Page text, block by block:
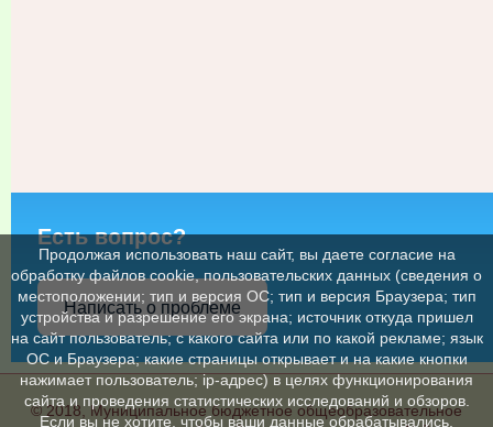
Есть вопрос?
Написать о проблеме
© 2018, Муниципальное бюджетное общеобразовательное
Продолжая использовать наш сайт, вы даете согласие на
обработку файлов cookie, пользовательских данных (сведения о
местоположении; тип и версия ОС; тип и версия Браузера; тип
устройства и разрешение его экрана; источник откуда пришел
на сайт пользователь; с какого сайта или по какой рекламе; язык
ОС и Браузера; какие страницы открывает и на какие кнопки
нажимает пользователь; ip-адрес) в целях функционирования
сайта и проведения статистических исследований и обзоров.
Если вы не хотите, чтобы ваши данные обрабатывались,